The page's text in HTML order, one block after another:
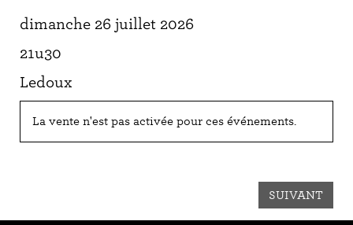
dimanche 26 juillet 2026
21u30
Ledoux
La vente n'est pas activée pour ces événements.
SUIVANT